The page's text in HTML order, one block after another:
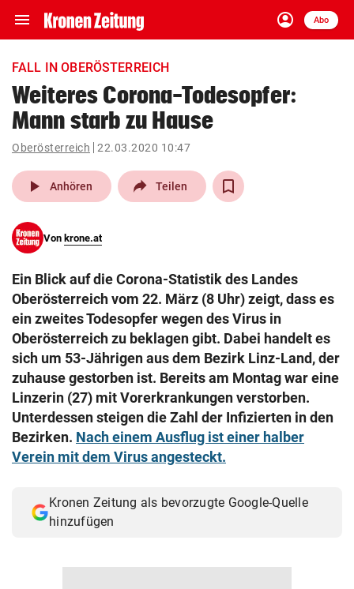
menu Navigation
ein-/ausklappen
account_circle
Anmelden
Abo
close Schließen
account_circle Anmelden
pin_drop
Wien arrow_right
search
eingeben
© Krone Multimedia GmbH & Co KG 2026
Muthgasse 2, 1190 Wien
FALL IN OBERÖSTERREICH
Weiteres Corona-Todesopfer:
Mann starb zu Hause
Oberösterreich 22.03.2020 10:47
play_arrow Anhören Teilen
Von krone.at
Ein Blick auf die Corona-Statistik des Landes
Oberösterreich vom 22. März (8 Uhr) zeigt, dass es
ein zweites Todesopfer wegen des Virus in
Oberösterreich zu beklagen gibt. Dabei handelt es
sich um 53-Jährigen aus dem Bezirk Linz-Land, der
zuhause gestorben ist. Bereits am Montag war eine
Linzerin (27) mit Vorerkrankungen verstorben.
Unterdessen steigen die Zahl der Infizierten in den
Bezirken. Nach einem Ausflug ist einer halber
Verein mit dem Virus angesteckt.
Kronen Zeitung als bevorzugte Google-Quelle
hinzufügen